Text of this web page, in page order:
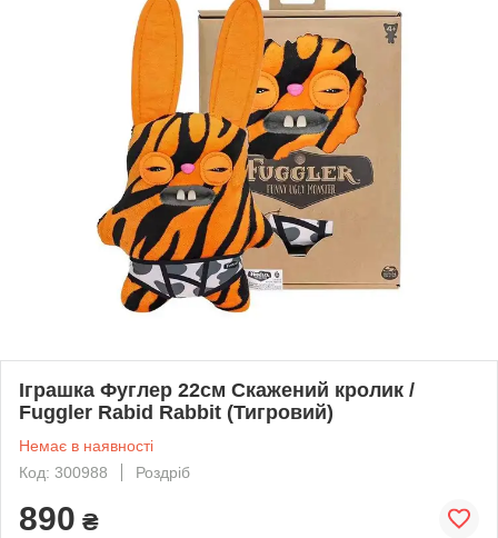
Іграшка Фуглер 22см Скажений кролик /
Fuggler Rabid Rabbit (Тигровий)
Немає в наявності
Код: 300988
Роздріб
890 ₴